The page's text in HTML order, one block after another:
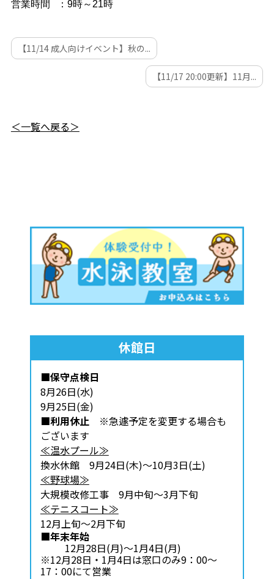
営業時間 ：9時～21時
【11/14 成人向けイベント】秋の...
【11/17 20:00更新】11月...
＜一覧へ戻る＞
休館日
■保守点検日
8月26日(水)
9月25日(金)
■利用休止 ※急遽予定を変更する場合も
ございます
≪温水プール≫
換水休館 9月24日(木)～10月3日(土)
≪野球場≫
大規模改修工事 9月中旬～3月下旬
≪テニスコート≫
12月上旬～2月下旬
■年末年始
12月28日(月)～1月4日(月)
※12月28日・1月4日は窓口のみ9：00～
17：00にて営業